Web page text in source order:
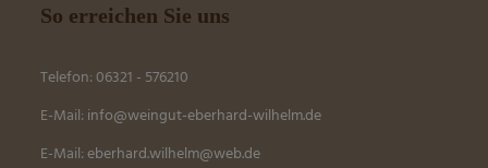
So erreichen Sie uns
Telefon: 06321 - 576210
E-Mail: info@weingut-eberhard-wilhelm.de
E-Mail:eberhard.wilhelm@web.de